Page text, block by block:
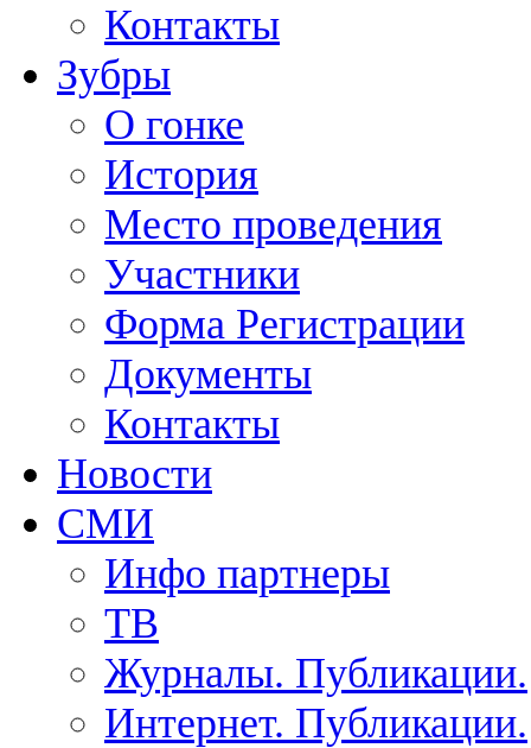
Контакты
Зубры
О гонке
История
Место проведения
Участники
Форма Регистрации
Документы
Контакты
Новости
СМИ
Инфо партнеры
ТВ
Журналы. Публикации.
Интернет. Публикации.